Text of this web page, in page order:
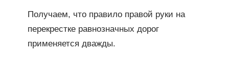
Получаем, что правило правой руки на
перекрестке равнозначных дорог
применяется дважды.